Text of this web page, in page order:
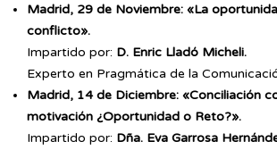
Madrid, 29 de Noviembre: «La
conflicto».
Impartido por: D. Enric Lladó Micheli.
Experto en Pragmática de la
Madrid, 14 de Diciembre: «Conciliación
motivación ¿Oportunidad o Reto?».
Impartido por: Dña. Eva Garrosa